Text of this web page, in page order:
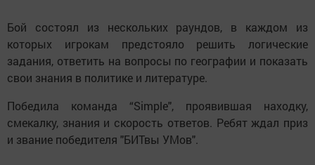
Бой состоял из нескольких раундов, в каждом из
которых игрокам предстояло решить логические
задания, ответить на вопросы по географии и показать
свои знания в политике и литературе.
Победила команда “Simple", проявившая находку,
смекалку, знания и скорость ответов. Ребят ждал приз
и звание победителя "БИТвы УМов".